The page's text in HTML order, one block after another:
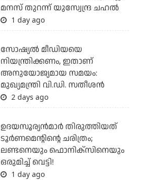
മനസ് തുറന്ന് യുസ്വേന്ദ്ര ചഹല്‍
1 day ago
സോഷ്യല്‍ മീഡിയയെ
നിയന്ത്രിക്കണം, ഇതാണ്
അനുയോജ്യമായ സമയം:
മുഖ്യമന്ത്രി വി.ഡി. സതീശന്‍
2 days ago
ഉദയസൂര്യന്‍മാര്‍ തിരുത്തിയത്
ടൂര്‍ണമെന്റിന്റെ ചരിത്രം;
ലണ്ടനെയും ഫൊനിക്‌സിനെയും
ഒരുമിച്ച് വെട്ടി!
1 day ago